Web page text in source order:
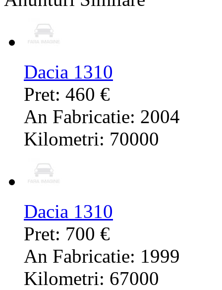
Dacia 1310
Pret: 460 €
An Fabricatie: 2004
Kilometri: 70000
Dacia 1310
Pret: 700 €
An Fabricatie: 1999
Kilometri: 67000